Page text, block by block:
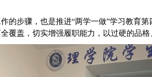
的步骤，也是推进“两学一做”学习教育
覆盖，切实增强履职能力，以过硬的品